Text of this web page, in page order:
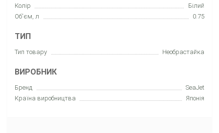
Колір
Білий
Об'єм, л
0.75
ТИП
Тип товару Необрастайка
ВИРОБНИК
Бренд
SeaJet
Країна виробництва
Японія